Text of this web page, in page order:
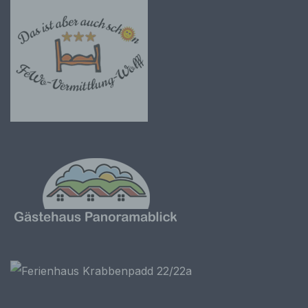
Markierung gespeicherter
personenbezogener Daten mit dem Ziel, ihre
künftige Verarbeitung einzuschränken.
e) Profiling
Profiling ist jede Art der automatisierten
personenbezogenen Daten verwendet
werden, um bestimmte persönliche Aspekte,
die sich auf eine natürliche Person beziehen,
zu bewerten, insbesondere, um Aspekte
bezüglich Arbeitsleistung, wirtschaftlicher
Lage, Gesundheit, persönlicher Vorlieben,
vorherzusagen.